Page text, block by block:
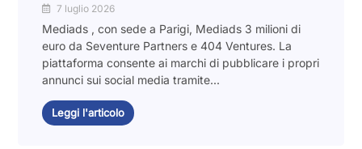
7 luglio 2026
Mediads , con sede a Parigi, Mediads 3 milioni di
euro da Seventure Partners e 404 Ventures. La
piattaforma consente ai marchi di pubblicare i propri
annunci sui social media tramite...
Leggi l'articolo